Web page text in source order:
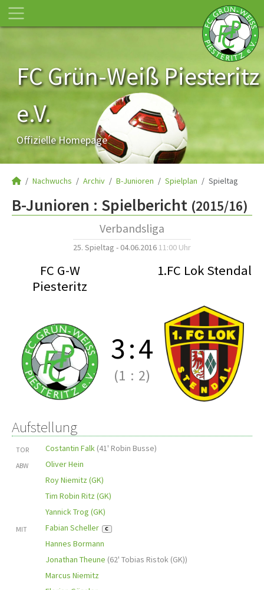
FC Grün-Weiß Piesteritz
e.V.
Offizielle Homepage
Nachwuchs Archiv B-Junioren Spielplan Spieltag
B-Junioren : Spielbericht (2015/16)
Verbandsliga
25. Spieltag - 04.06.2016 11:00 Uhr
FC G-W
Piesteritz
1.FC Lok Stendal
3:4
(1 : 2)
Aufstellung
TOR Costantin Falk (41' Robin Busse)
ABW
Oliver Hein
Roy Niemitz (GK)
Tim Robin Ritz (GK)
Yannick Trog (GK)
MIT Fabian Scheller C
Hannes Bormann
Jonathan Theune (62' Tobias Ristok (GK))
Marcus Niemitz